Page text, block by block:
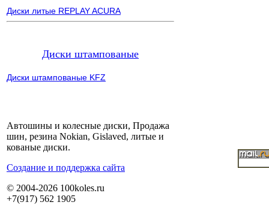
Диски литые REPLAY ACURA
Диски штампованые
Диски штампованые KFZ
Автошины и колесные диски, Продажа
шин, резина Nokian, Gislaved, литые и
кованые диски.
Cоздание и поддержка сайта
© 2004-2026 100koles.ru
+7(917) 562 1905